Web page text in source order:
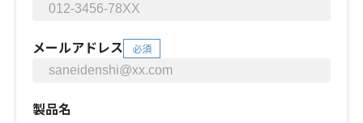
メールアドレス 必須
製品名